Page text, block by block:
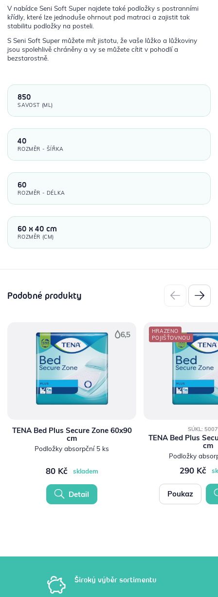
V nabídce Seni Soft Super najdete také podložky s postranními
křídly, které lze jednoduše ohrnout pod matraci a zajistit tak
stabilitu podložky na posteli.
S Seni Soft Super můžete mít jistotu, že vaše lůžko a lůžkoviny
jsou spolehlivě chráněny a vy se můžete cítit v pohodlí a
bezstarostně.
850
SAVOST (ML)
40
ROZMĚR - ŠÍŘKA
60
ROZMĚR - DÉLKA
60 x 40 cm
ROZMĚR (CM)
Podobné produkty
TENA Bed Plus Secure Zone 60x90
cm
Podložky absorpční 5 ks
80 Kč skladem
Detail
HRAZENO
POJIŠŤOVNOU
SÚKL:
TENA Bed Plus
cm
Podložky
290 Kč
Poukaz
Široký výběr sortimentu